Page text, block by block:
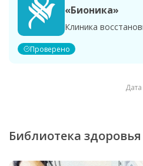
«Бионика»
Клиника
Проверено
Библиотека здоровья